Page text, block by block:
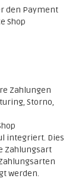
den Payment
Shop
Zahlungen
Storno,
integriert. Dies
Zahlungsart
werden.